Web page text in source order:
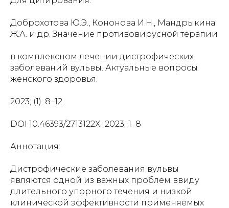
Доброхотова Ю.Э., Кононова И.Н., Мандрыкина
Ж.А. и др. Значение противовирусной терапии
в комплексном лечении дистрофических
заболеваний вульвы. Актуальные вопросы
женского здоровья.
2023; (1): 8–12.
DOI 10.46393/2713122Х_2023_1_8
Аннотация:
Дистрофические заболевания вульвы
являются одной из важных проблем ввиду
длительного упорного течения и низкой
клинической эффективности применяемых